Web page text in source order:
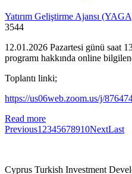
Yatırım Geliştirme Ajansı
3544
12.01.2026 Pazartesi günü saat
programı hakkında online
Toplantı linki;
https://us06web.zoom.us/j/
Read more
Previous1 2345678910NextLast
Cyprus Turkish Investment